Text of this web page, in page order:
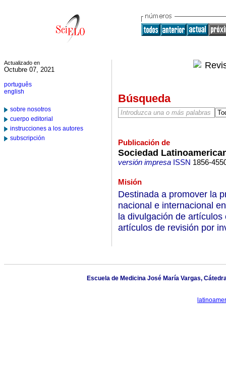
Actualizado en
Octubre 07, 2021
português
english
sobre nosotros
cuerpo editorial
instrucciones a los autores
subscripción
Búsqueda
Publicación de
Sociedad
versión impresaISSN 1856-
Misión
Destinada a promover la
nacional e internacional
la divulgación de
artículos de revisión por
Escuela de Medicina José María Vargas,